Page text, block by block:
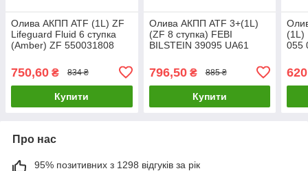
Олива АКПП ATF (1L) ZF
Lifeguard Fluid 6 ступка
(Amber) ZF 550031808
750,60 ₴ 834 ₴
Купити
Олива АКПП ATF 3+(1L)
(ZF 8 ступка) FEBI
BILSTEIN 39095 UA61
796,50₴ 885 ₴
Купити
(1L)
055
Про нас
95% позитивних з 1298 відгуків за рік